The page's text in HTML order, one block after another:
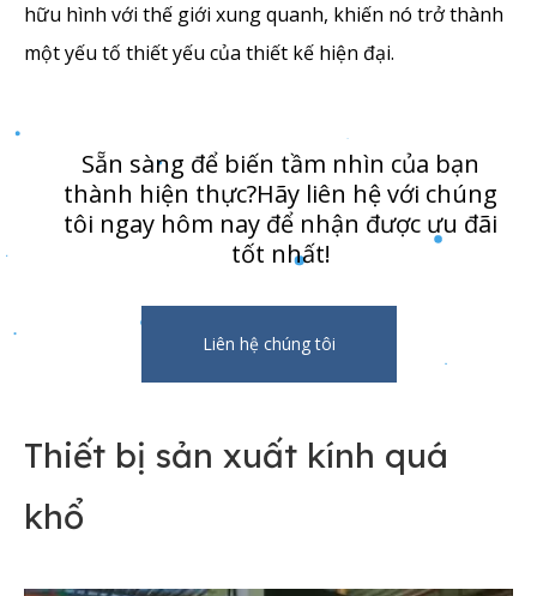
hữu hình với thế giới xung quanh, khiến nó trở thành
một yếu tố thiết yếu của thiết kế hiện đại.
Sẵn sàng để biến tầm nhìn của bạn
thành hiện thực?Hãy liên hệ với chúng
tôi ngay hôm nay để nhận được ưu đãi
tốt nhất!
Liên hệ chúng tôi
Thiết bị sản xuất kính quá
khổ